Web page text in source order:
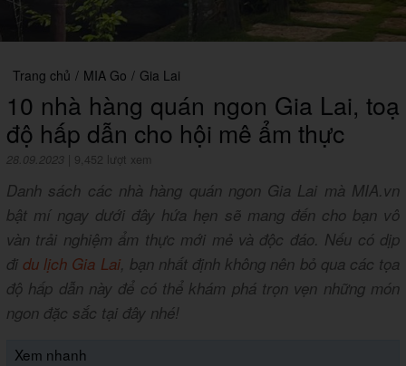
Trang chủ / MIA Go / Gia Lai
10 nhà hàng quán ngon Gia Lai, toạ
độ hấp dẫn cho hội mê ẩm thực
28.09.2023 9,452 lượt xem
Danh sách các nhà hàng quán ngon Gia Lai mà MIA.vn
bật mí ngay dưới đây hứa hẹn sẽ mang đến cho bạn vô
vàn trải nghiệm ẩm thực mới mẻ và độc đáo. Nếu có dịp
đi du lịch Gia Lai, bạn nhất định không nên bỏ qua các tọa
độ hấp dẫn này để có thể khám phá trọn vẹn những món
ngon đặc sắc tại đây nhé!
Xem nhanh